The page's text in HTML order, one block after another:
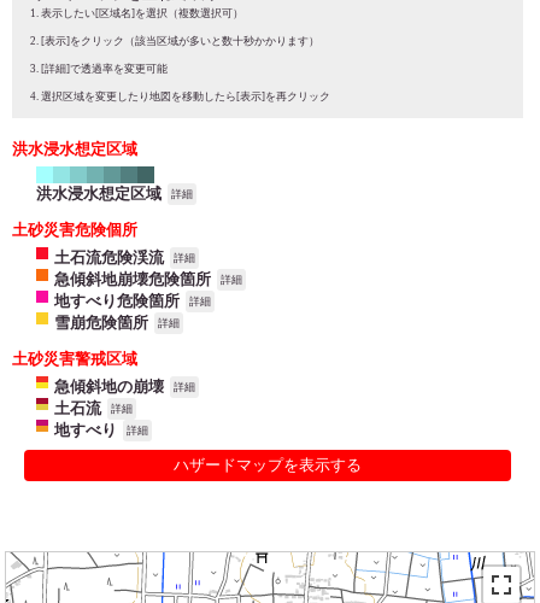
表示したい[区域名]を選択（複数選択可）
[表示]をクリック（該当区域が多いと数十秒かかります）
[詳細]で透過率を変更可能
選択区域を変更したり地図を移動したら[表示]を再クリック
洪水浸水想定区域
洪水浸水想定区域 詳細
土砂災害危険個所
土石流危険渓流
詳細
急傾斜地崩壊危険箇所 詳細
地すべり危険箇所 詳細
雪崩危険箇所 詳細
土砂災害警戒区域
急傾斜地の崩壊
詳細
土石流 詳細
地すべり 詳細
ハザードマップを表示する